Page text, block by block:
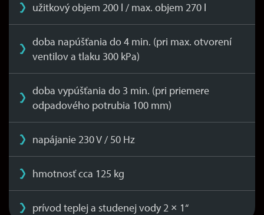
užitkový objem 200 l / max. objem 270 l
doba napúšťania do 4 min. (pri max. otvorení
ventilov a tlaku 300 kPa)
doba vypúšťania do 3 min. (pri priemere
odpadového potrubia 100 mm)
napájanie 230 V / 50 Hz
hmotnosť cca 125 kg
prívod teplej a studenej vody 2 × 1“